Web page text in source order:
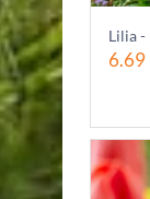
Lilia
6.69